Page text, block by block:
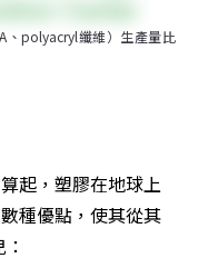
、polyacryl纖維）生產量比
起，塑膠在地球上
種優點，使其從其